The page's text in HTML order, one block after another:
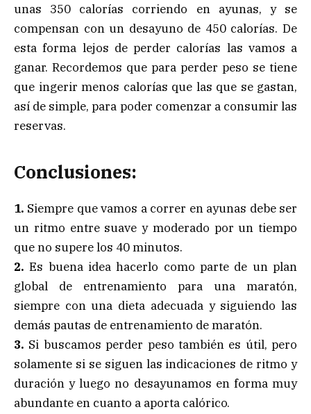
unas 350 calorías corriendo en ayunas, y se
compensan con un desayuno de 450 calorías. De
esta forma lejos de perder calorías las vamos a
ganar. Recordemos que para perder peso se tiene
que ingerir menos calorías que las que se gastan,
así de simple, para poder comenzar a consumir las
reservas.
Conclusiones:
1. Siempre que vamos a correr en ayunas debe ser
un ritmo entre suave y moderado por un tiempo
que no supere los 40 minutos.
2. Es buena idea hacerlo como parte de un plan
global de entrenamiento para una maratón,
siempre con una dieta adecuada y siguiendo las
demás pautas de entrenamiento de maratón.
3. Si buscamos perder peso también es útil, pero
solamente si se siguen las indicaciones de ritmo y
duración y luego no desayunamos en forma muy
abundante en cuanto a aporta calórico.